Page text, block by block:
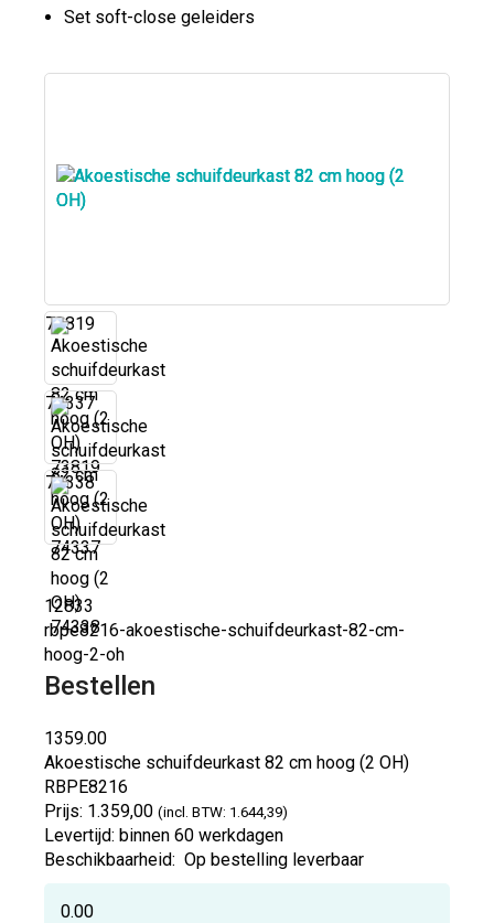
Set soft-close geleiders
73819
74337
74338
12833
rbpe8216-akoestische-schuifdeurkast-82-cm-
hoog-2-oh
Bestellen
1359.00
Akoestische schuifdeurkast 82 cm hoog (2 OH)
RBPE8216
Prijs: 1.359,00 (incl. BTW: 1.644,39)
Levertijd: binnen 60 werkdagen
Beschikbaarheid: Op bestelling leverbaar
0.00